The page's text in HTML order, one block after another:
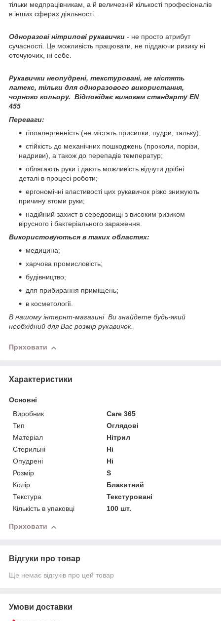
тільки медпрацівникам, а й величезній кількості професіоналів
в інших сферах діяльності.
Одноразові нітрилові рукавички - не просто атрибут
сучасності. Це можливість працювати, не піддаючи ризику ні
оточуючих, ні себе.
Рукавички неопудрені, текстуровані, не містять
латекс, тільки для одноразового використання,
чорного кольору. Відповідає вимогам стандарту EN
455
Переваги:
гіпоалергенність (не містять присипки, пудри, тальку);
стійкість до механічних пошкоджень (проколи, порізи,
надриви), а також до перепадів температур;
облягають руки і дають можливість відчути дрібні
деталі в процесі роботи;
ергономічні властивості цих рукавичок різко знижують
причину втоми руки;
надійний захист в середовищі з високим ризиком
вірусного і бактеріального зараження.
Використовуються в таких областях:
медицина;
харчова промисловість;
будівництво;
для прибирання приміщень;
в косметології.
В нашому інтернт-магазині Ви знайдете будь-який
необхідний для Вас розмір рукавичок.
Приховати
Характеристики
Основні
Виробник
Care 365
Тип
Оглядові
Матеріал
Нітрил
Стерильні
Ні
Опудрені
Ні
Розмір
S
Колір
Блакитний
Текстура
Текстуровані
Кількість в упаковці
100 шт.
Приховати
Відгуки про товар
Ще немає відгуків про цей товар
Умови доставки